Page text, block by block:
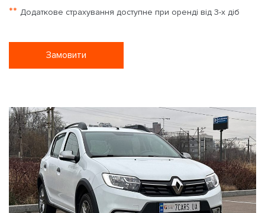
** Додаткове страхування доступне при оренді від 3-х діб
Замовити